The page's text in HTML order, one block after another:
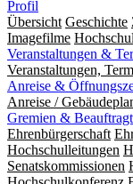
Profil
Übersicht Geschichte
Imagefilme
Veranstaltungen &
Veranstaltungen,
Anreise &
Anreise /
Gremien &
Ehrenbürgerschaft
Hochschulleitungen
Senatskommissionen